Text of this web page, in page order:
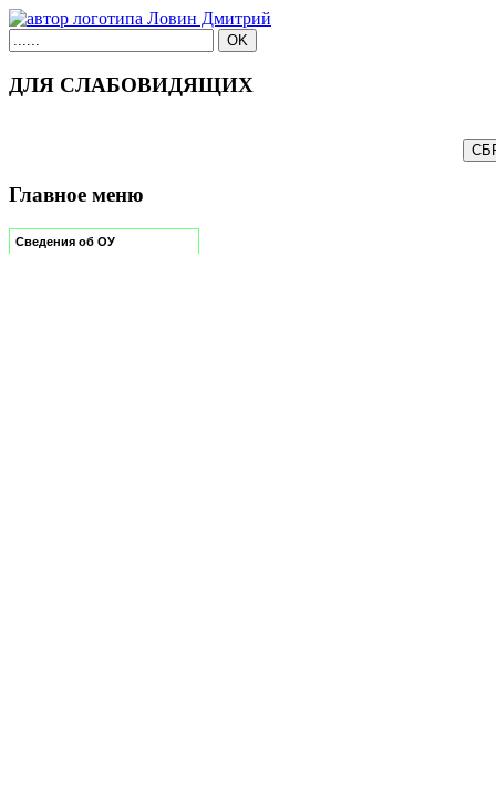
ДЛЯ СЛАБОВИДЯЩИХ
Главное меню
Сведения об ОУ